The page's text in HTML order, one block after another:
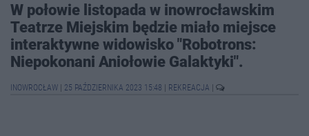
W połowie listopada w inowrocławskim
Teatrze Miejskim będzie miało miejsce
interaktywne widowisko "Robotrons:
Niepokonani Aniołowie Galaktyki".
INOWROCŁAW 25 PAŹDZIERNIKA 2023 15:48 REKREACJA